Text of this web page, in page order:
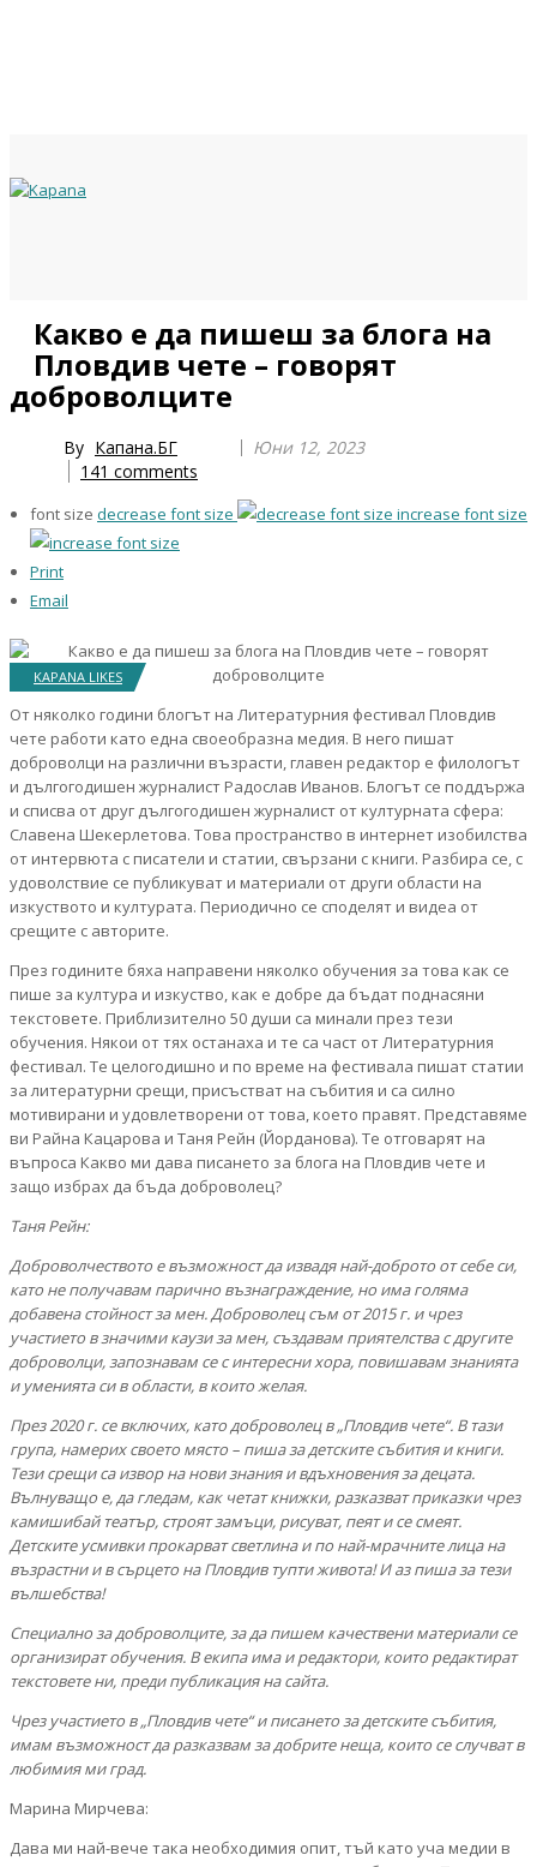
Какво е да пишеш за блога на
Пловдив чете – говорят
доброволците
By Капана.БГ
Юни 12, 2023
141 comments
font size decrease font size increase font size
Print
Email
KAPANA LIKES
От няколко години блогът на Литературния фестивал Пловдив
чете работи като една своеобразна медия. В него пишат
доброволци на различни възрасти, главен редактор е филологът
и дългогодишен журналист Радослав Иванов. Блогът се поддържа
и списва от друг дългогодишен журналист от културната сфера:
Славена Шекерлетова. Това пространство в интернет изобилства
от интервюта с писатели и статии, свързани с книги. Разбира се, с
удоволствие се публикуват и материали от други области на
изкуството и културата. Периодично се споделят и видеа от
срещите с авторите.
През годините бяха направени няколко обучения за това как се
пише за култура и изкуство, как е добре да бъдат поднасяни
текстовете. Приблизително 50 души са минали през тези
обучения. Някои от тях останаха и те са част от Литературния
фестивал. Те целогодишно и по време на фестивала пишат статии
за литературни срещи, присъстват на събития и са силно
мотивирани и удовлетворени от това, което правят. Представяме
ви Райна Кацарова и Таня Рейн (Йорданова). Те отговарят на
въпроса Какво ми дава писането за блога на Пловдив чете и
защо избрах да бъда доброволец?
Таня Рейн:
Доброволчеството е възможност да извадя най-доброто от себе си,
като не получавам парично възнаграждение, но има голяма
добавена стойност за мен. Доброволец съм от 2015 г. и чрез
участието в значими каузи за мен, създавам приятелства с другите
доброволци, запознавам се с интересни хора, повишавам знанията
и уменията си в области, в които желая.
През 2020 г. се включих, като доброволец в „Пловдив чете“. В тази
група, намерих своето място – пиша за детските събития и книги.
Тези срещи са извор на нови знания и вдъхновения за децата.
Вълнуващо е, да гледам, как четат книжки, разказват приказки чрез
камишибай театър, строят замъци, рисуват, пеят и се смеят.
Детските усмивки прокарват светлина и по най-мрачните лица на
възрастни и в сърцето на Пловдив тупти живота! И аз пиша за тези
вълшебства!
Специално за доброволците, за да пишем качествени материали се
организират обучения. В екипа има и редактори, които редактират
текстовете ни, преди публикация на сайта.
Чрез участието в „Пловдив чете“ и писането за детските събития,
имам възможност да разказвам за добрите неща, които се случват в
любимия ми град.
Марина Мирчева:
Дава ми най-вече така необходимия опит, тъй като уча медии в
Year
Month
Year
Month